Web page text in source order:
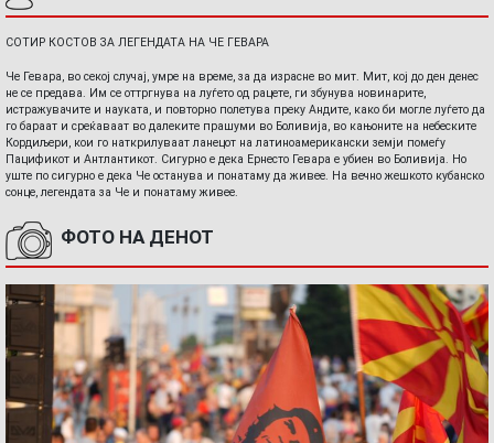
СОТИР КОСТОВ ЗА ЛЕГЕНДАТА НА ЧЕ ГЕВАРА
Че Гевара, во секој случај, умре на време, за да израсне во мит. Мит, кој до ден денес
не се предава. Им се оттргнува на луѓето од рацете, ги збунува новинарите,
истражувачите и науката, и повторно полетува преку Андите, како би могле луѓето да
го бараат и среќаваат во далеките прашуми во Боливија, во кањоните на небеските
Кордиљери, кои го наткрилуваат ланецот на латиноамерикански земји помеѓу
Пацификот и Антлантикот. Сигурно е дека Ернесто Гевара е убиен во Боливија. Но
уште по сигурно е дека Че останува и понатаму да живее. На вечно жешкото кубанско
сонце, легендата за Че и понатаму живее.
ФОТО НА ДЕНОТ